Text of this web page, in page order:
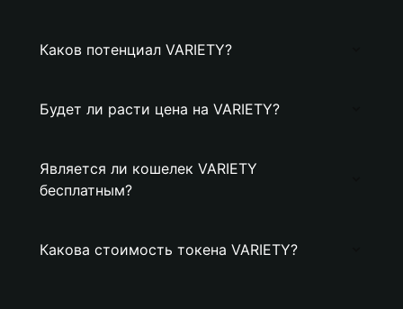
Каков потенциал VARIETY?
Будет ли расти цена на VARIETY?
Является ли кошелек VARIETY
бесплатным?
Какова стоимость токена VARIETY?